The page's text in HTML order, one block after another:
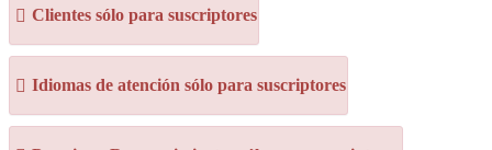
Clientes sólo para suscriptores
Idiomas de atención sólo para suscriptores